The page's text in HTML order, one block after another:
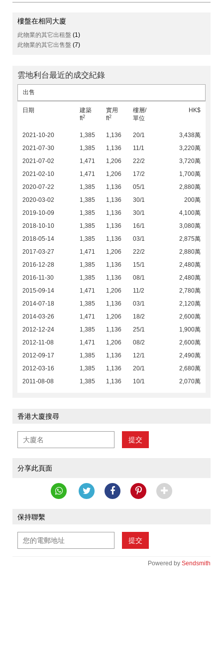
樓盤在相同大廈
此物業的其它出租盤 (1)
此物業的其它出售盤 (7)
雲地利台最近的成交紀錄
出售
日期
建築
ft2
實用
ft2
樓層/
單位
HK$
2021-10-20 1,385 1,136 20/1
3,438萬
2021-07-30
1,385 1,136 11/1
3,220萬
2021-07-02
1,471 1,206 22/2
3,720萬
2021-02-10
1,471 1,206 17/2
1,700萬
2020-07-22
1,385 1,136 05/1
2,880萬
2020-03-02
1,385 1,136 30/1
200萬
2019-10-09
1,385 1,136 30/1
4,100萬
2018-10-10
1,385 1,136 16/1
3,080萬
2018-05-14
1,385 1,136 03/1
2,875萬
2017-03-27
1,471 1,206 22/2
2,880萬
2016-12-28
1,385 1,136 15/1
2,480萬
2016-11-30
1,385 1,136 08/1
2,480萬
2015-09-14
1,471 1,206 11/2
2,780萬
2014-07-18
1,385 1,136 03/1
2,120萬
2014-03-26
1,471 1,206 18/2
2,600萬
2012-12-24
1,385 1,136 25/1
1,900萬
2012-11-08
1,471 1,206 08/2
2,600萬
2012-09-17
1,385 1,136 12/1
2,490萬
2012-03-16
1,385 1,136 20/1
2,680萬
2011-08-08
1,385 1,136 10/1 2,070萬
香港大廈搜尋
提交
分享此頁面
保持聯繫
提交
Powered by Sendsmith